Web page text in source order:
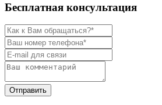
Бесплатная консультация